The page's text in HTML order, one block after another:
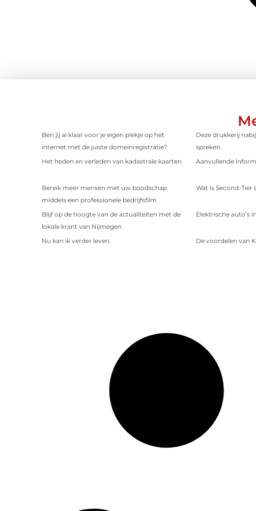
Ben jij al klaar voor je eigen plekje op het
internet met de juiste domeinregistratie?
Deze drukkerij
spreken
Het heden en verleden van kadastrale kaarten Aanvullende
Bereik meer mensen met uw boodschap
middels een professionele bedrijfsfilm
Wat is Second-Tier
Blijf op de hoogte van de actualiteiten met de
lokale krant van Nijmegen
Elektrische auto’s
Nu kan ik verder leven. De voordelen van